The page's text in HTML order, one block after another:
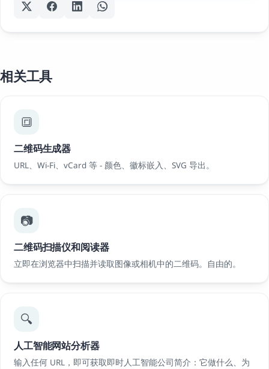
相关工具
🔳
二维码生成器
URL、Wi-Fi、vCard 等 - 颜色、徽标嵌入、SVG 导出。
📷
二维码扫描仪和阅读器
立即在浏览器中扫描并读取图像或相机中的二维码。自由的。
🔍
人工智能网站分析器
输入任何 URL，即可获取即时人工智能公司简介：它做什么、为